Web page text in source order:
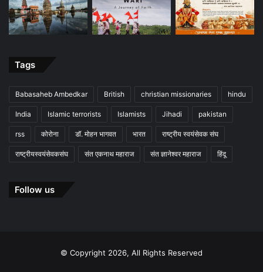
Tags
Babasaheb Ambedkar British christian missionaries hindu
India Islamic terrorists Islamists Jihadi pakistan
rss कोरोना डॉ. मोहन भागवत भारत राष्ट्रीय स्वयंसेवक संघ
राष्ट्रीयस्वयंसेवकसंघ संत एकनाथ महाराज संत ज्ञानेश्वर महाराज हिंदू
Follow us
© Copyright 2026, All Rights Reserved